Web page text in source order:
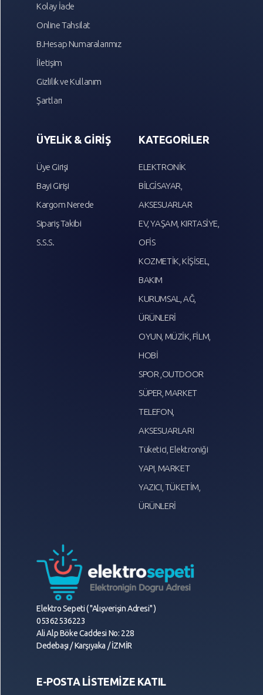
Kolay İade
Online Tahsilat
B.Hesap Numaralarımız
İletişim
Gizlilik ve Kullanım
Şartları
ÜYELİK & GİRİŞ
Üye Girişi
Bayi Girişi
Kargom Nerede
Sipariş Takibi
S.S.S.
KATEGORİLER
ELEKTRONİK
BİLGİSAYAR,
AKSESUARLAR
EV, YAŞAM, KIRTASİYE,
OFİS
KOZMETİK, KİŞİSEL,
BAKIM
KURUMSAL, AĞ,
ÜRÜNLERİ
OYUN, MÜZİK, FİLM,
HOBİ
SPOR ,OUTDOOR
SÜPER, MARKET
TELEFON,
AKSESUARLARI
Tüketici, Elektroniği
YAPI, MARKET
YAZICI, TÜKETİM,
ÜRÜNLERİ
Elektro Sepeti ( "Alışverişin Adresi" )
05362536223
Ali Alp Böke Caddesi No: 228
Dedebaşı / Karşıyaka / İZMİR
E-POSTA LİSTEMİZE KATIL